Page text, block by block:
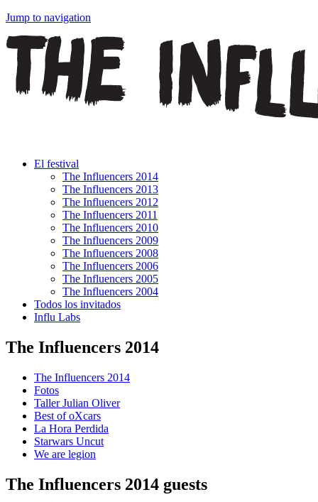
Jump to navigation
El festival
The Influencers 2014
The Influencers 2013
The Influencers 2012
The Influencers 2011
The Influencers 2010
The Influencers 2009
The Influencers 2008
The Influencers 2006
The Influencers 2005
The Influencers 2004
Todos los invitados
Influ Labs
The Influencers 2014
The Influencers 2014
Fotos
Taller Julian Oliver
Best of oXcars
La Hora Perdida
Starwars Uncut
We are legion
The Influencers 2014 guests